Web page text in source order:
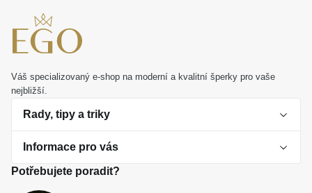
Váš specializovaný e-shop na moderní a kvalitní šperky pro vaše
nejbližší.
Rady, tipy a triky
O perlách
Jak vybrat perlový šperk
Informace pro vás
Potřebujete poradit?